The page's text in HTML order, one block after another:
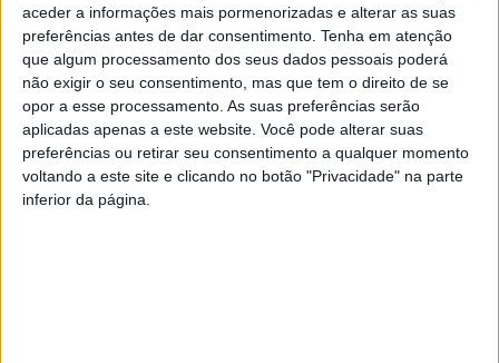
aceder a informações mais pormenorizadas e alterar as suas
preferências antes de dar consentimento. Tenha em atenção
que algum processamento dos seus dados pessoais poderá
não exigir o seu consentimento, mas que tem o direito de se
opor a esse processamento. As suas preferências serão
aplicadas apenas a este website. Você pode alterar suas
preferências ou retirar seu consentimento a qualquer momento
voltando a este site e clicando no botão "Privacidade" na parte
inferior da página.
Esta e outras notícias para ouvir na Estação Diária – 96.8
FM ou emwww.968.fm
Pub